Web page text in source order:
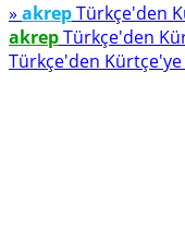
» akrepTürkçe'den
akrepTürkçe'den
Türkçe'den